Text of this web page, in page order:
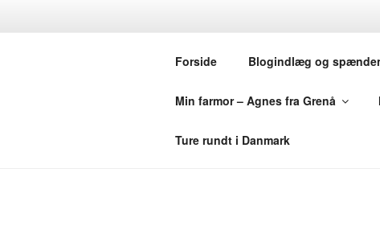
MINE
USA OG
Forside Blogindlæg og
Min farmor – Agnes fra Grenå
Ture rundt i Danmark